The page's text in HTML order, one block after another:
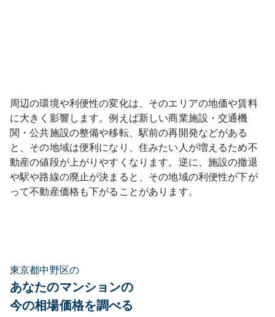
周辺の環境や利便性の変化は、そのエリアの地価や賃料
に大きく影響します。例えば新しい商業施設・交通機
関・公共施設の整備や移転、駅前の再開発などがある
と、その地域は便利になり、住みたい人が増えるため不
動産の値段が上がりやすくなります。逆に、施設の撤退
や駅や路線の廃止が決まると、その地域の利便性が下が
って不動産価格も下がることがあります。
東京都中野区の
あなたのマンションの
今の相場価格を調べる